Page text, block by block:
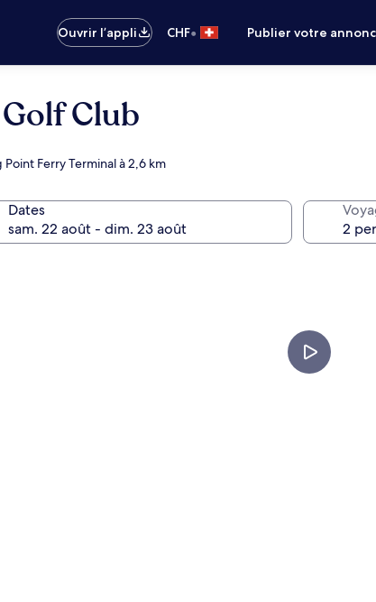
Ouvrir l’appli
CHF• Publier votre
Club
Ferry Terminal à 2,6 km
Dates